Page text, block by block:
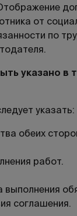
от
по
указано в
указать:
обеих
работ.
выполнения
соглашения.